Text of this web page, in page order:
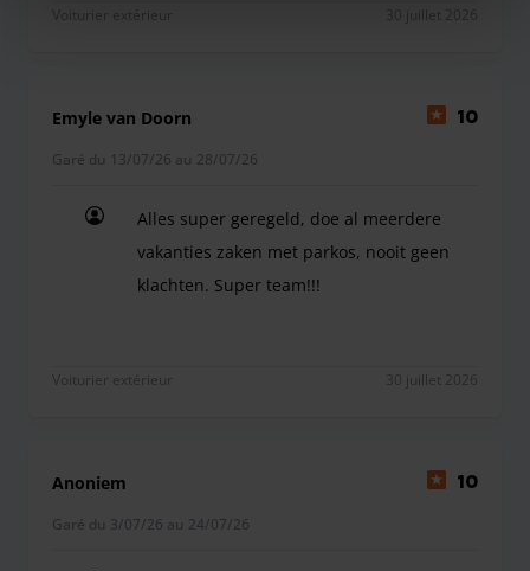
Voiturier extérieur
Emyle van Doorn 10
Garé du 13/07/26 au 28/07/26
Alles super geregeld, doe al meerdere
vakanties zaken met parkos, nooit geen
klachten. Super team!!!
Voiturier extérieur 30 juillet 2026
Anoniem 10
Garé du 3/07/26 au 24/07/26